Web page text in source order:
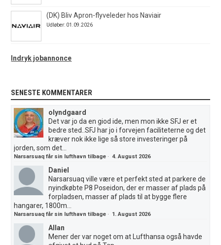
(DK) Bliv Apron-flyveleder hos Naviair
Udløber: 01.09.2026
Indryk jobannonce
SENESTE KOMMENTARER
olyndgaard
Det var jo da en giod ide, men mon ikke SFJ er et
bedre sted..SFJ har jo i forvejen faciliteterne og det
kræver nok ikke lige så store investeringer på
jorden, som det...
Narsarsuaq får sin lufthavn tilbage ·4. August 2026
Daniel
Narsarsuaq ville være et perfekt sted at parkere de
nyindkøbte P8 Poseidon, der er masser af plads på
forpladsen, masser af plads til at bygge flere
hangarer, 1800m...
Narsarsuaq får sin lufthavn tilbage · 1. August 2026
Allan
Mener der var noget om at Lufthansa også havde